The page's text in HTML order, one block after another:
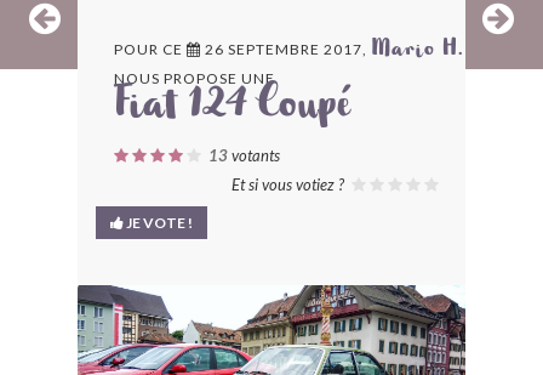
ARCHIVES
LES CONTRIBUTEURS
LE BLOG
BONJOURLAVIEILLE ?
MODÈLES ET MARQUES
POUR CE 26 SEPTEMBRE 2017, Mario H.
NOUS PROPOSE UNE
Fiat 124 Coupé
13votants
Et si vous votiez ?
JE VOTE !